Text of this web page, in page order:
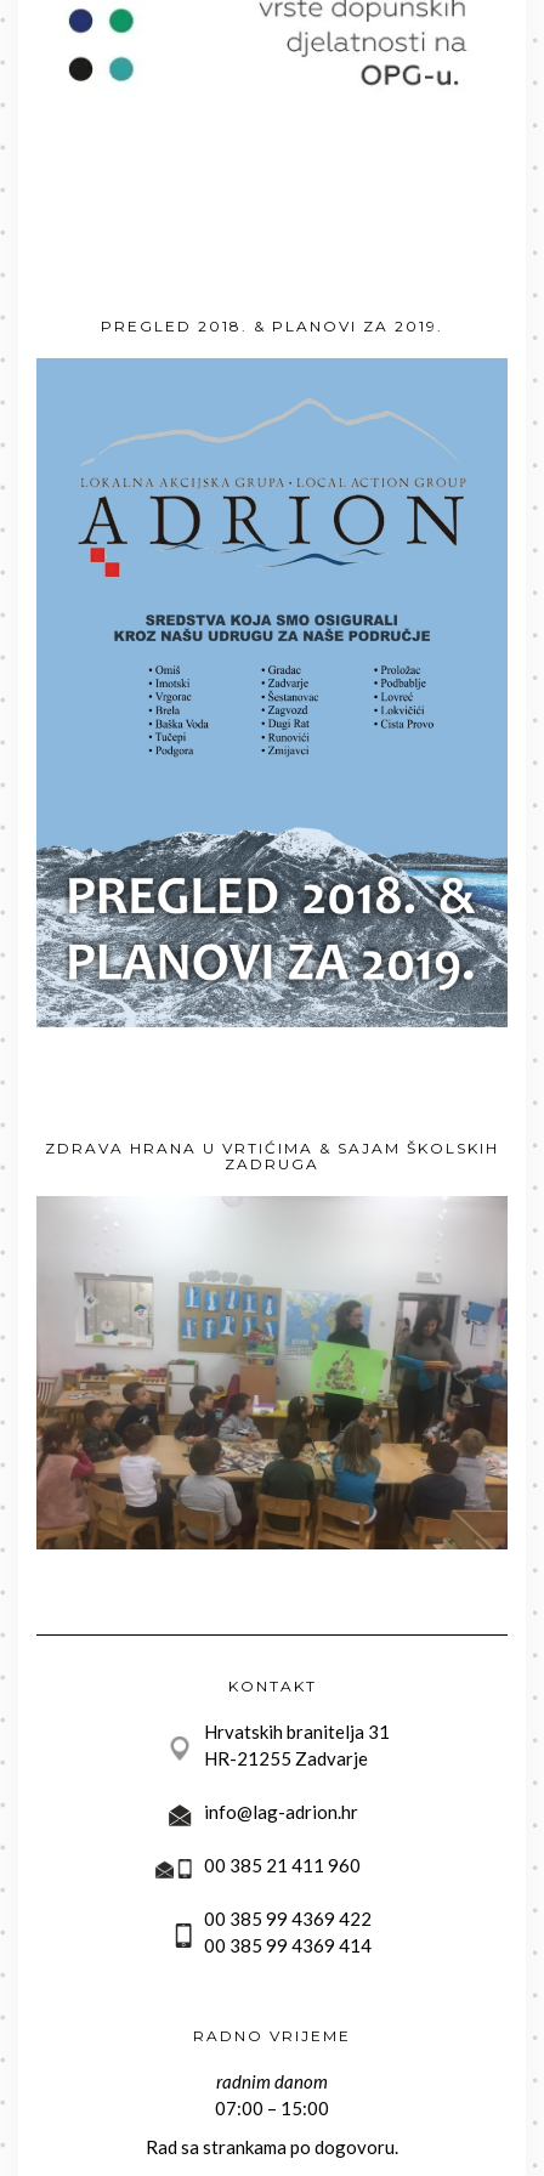
PREGLED 2018. & PLANOVI ZA 2019.
ZDRAVA HRANA U VRTIĆIMA & SAJAM ŠKOLSKIH
ZADRUGA
KONTAKT
Hrvatskih branitelja 31
HR-21255 Zadvarje
info@lag-adrion.hr
00 385 21 411 960
00 385 99 4369 422
00 385 99 4369 414
RADNO VRIJEME
radnim danom
07:00 – 15:00
Rad sa strankama po dogovoru.